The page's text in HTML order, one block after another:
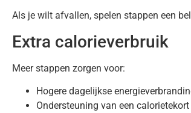
Als je wilt afvallen, spelen stappen een
Extra calorieverbruik
Meer stappen zorgen voor:
Hogere dagelijkse
Ondersteuning van een calorietekort